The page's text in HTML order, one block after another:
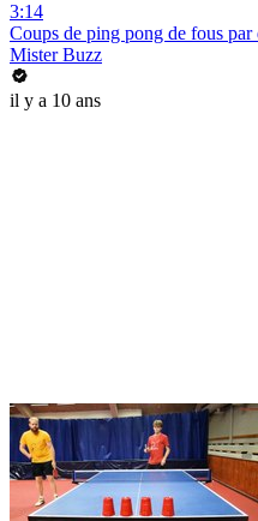
3:14
Coups de ping pong de fous par
Mister Buzz
il y a 10 ans